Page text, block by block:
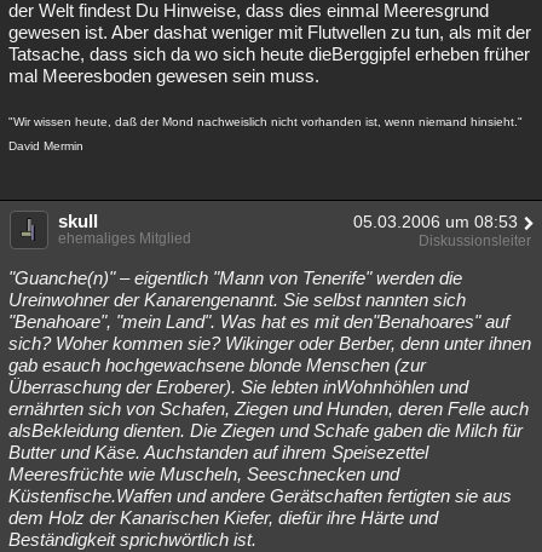
der Welt findest Du Hinweise, dass dies einmal Meeresgrund
gewesen ist. Aber dashat weniger mit Flutwellen zu tun, als mit der
Tatsache, dass sich da wo sich heute dieBerggipfel erheben früher
mal Meeresboden gewesen sein muss.
"Wir wissen heute, daß der Mond nachweislich nicht vorhanden ist, wenn niemand hinsieht."
David Mermin
skull 05.03.2006 um 08:53
ehemaliges Mitglied Diskussionsleiter
"Guanche(n)" – eigentlich "Mann von Tenerife" werden die
Ureinwohner der Kanarengenannt. Sie selbst nannten sich
"Benahoare", "mein Land". Was hat es mit den"Benahoares" auf
sich? Woher kommen sie? Wikinger oder Berber, denn unter ihnen
gab esauch hochgewachsene blonde Menschen (zur
Überraschung der Eroberer). Sie lebten inWohnhöhlen und
ernährten sich von Schafen, Ziegen und Hunden, deren Felle auch
alsBekleidung dienten. Die Ziegen und Schafe gaben die Milch für
Butter und Käse. Auchstanden auf ihrem Speisezettel
Meeresfrüchte wie Muscheln, Seeschnecken und
Küstenfische.Waffen und andere Gerätschaften fertigten sie aus
dem Holz der Kanarischen Kiefer, diefür ihre Härte und
Beständigkeit sprichwörtlich ist.